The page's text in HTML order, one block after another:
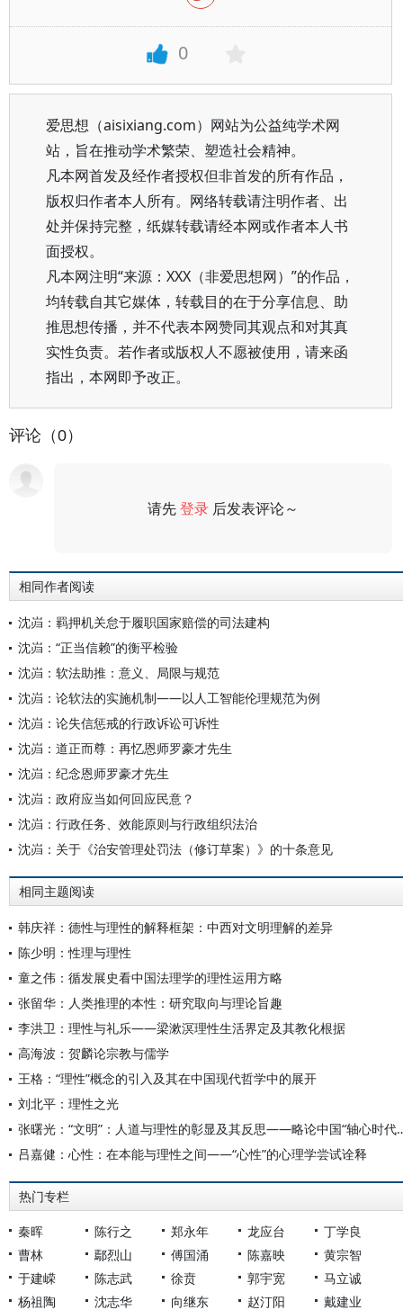
0
爱思想（aisixiang.com）网站为公益纯学术网
站，旨在推动学术繁荣、塑造社会精神。
凡本网首发及经作者授权但非首发的所有作品，
版权归作者本人所有。网络转载请注明作者、出
处并保持完整，纸媒转载请经本网或作者本人书
面授权。
凡本网注明“来源：XXX（非爱思想网）”的作品，
均转载自其它媒体，转载目的在于分享信息、助
推思想传播，并不代表本网赞同其观点和对其真
实性负责。若作者或版权人不愿被使用，请来函
指出，本网即予改正。
评论（0）
请先登录 后发表评论～
相同作者阅读
沈岿：羁押机关怠于履职国家赔偿的司法建构
沈岿：“正当信赖”的衡平检验
沈岿：软法助推：意义、局限与规范
沈岿：论软法的实施机制——以人工智能伦理规范为例
沈岿：论失信惩戒的行政诉讼可诉性
沈岿：道正而尊：再忆恩师罗豪才先生
沈岿：纪念恩师罗豪才先生
沈岿：政府应当如何回应民意？
沈岿：行政任务、效能原则与行政组织法治
沈岿：关于《治安管理处罚法（修订草案）》的十条意见
相同主题阅读
韩庆祥：德性与理性的解释框架：中西对文明理解的差异
陈少明：性理与理性
童之伟：循发展史看中国法理学的理性运用方略
张留华：人类推理的本性：研究取向与理论旨趣
李洪卫：理性与礼乐——梁漱溟理性生活界定及其教化根据
高海波：贺麟论宗教与儒学
王格：“理性”概念的引入及其在中国现代哲学中的展开
刘北平：理性之光
张曙光：“文明”：人道与理性的
吕嘉健：心性：在本能与理性之间——“心性”的心理学尝试诠释
热门专栏
秦晖 陈行之 郑永年 龙应台
丁学良
曹林
鄢烈山 傅国涌 陈嘉映
黄宗智
于建嵘
陈志武 徐贲 郭宇宽
马立诚
杨祖陶
沈志华 向继东 赵汀阳 戴建业